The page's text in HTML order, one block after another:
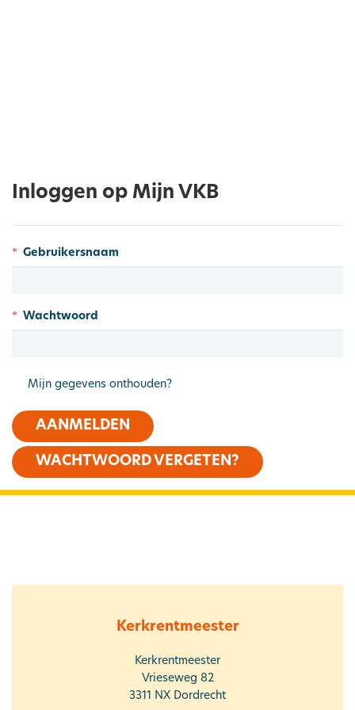
Inloggen op Mijn VKB
Gebruikersnaam
Wachtwoord
Mijn gegevens onthouden?
AANMELDEN
WACHTWOORD VERGETEN?
Kerkrentmeester
Kerkrentmeester
Vrieseweg 82
3311 NX Dordrecht